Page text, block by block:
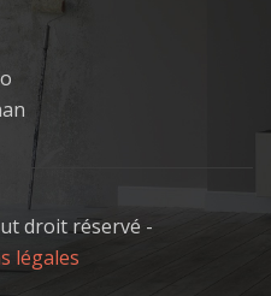
droit réservé -
légales